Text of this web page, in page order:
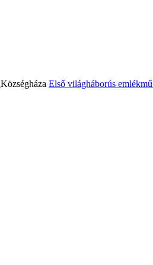
Községháza Első világháborús emlékmű